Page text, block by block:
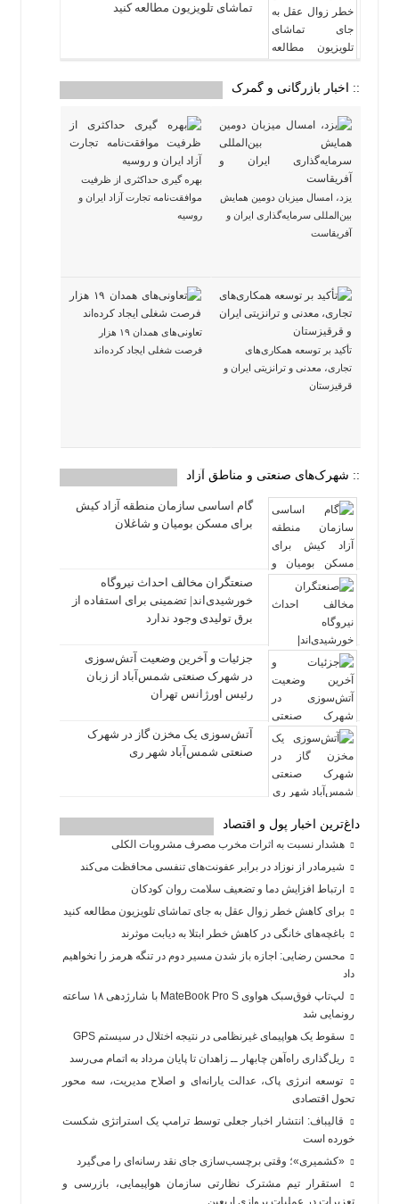
تماشای تلویزیون مطالعه کنید
:: اخبار بازرگانی و گمرک
یزد، امسال میزبان دومین همایش
بین‌المللی سرمایه‌گذاری ایران و
آفریقاست
بهره گیری حداکثری از ظرفیت
موافقت‌نامه تجارت آزاد ایران و
روسیه
تأکید بر توسعه همکاری‌های
تجاری، معدنی و ترانزیتی ایران و
قرقیزستان
تعاونی‌های همدان ۱۹ هزار
فرصت شغلی ایجاد کرده‌اند
:: شهرک‌های صنعتی و مناطق آزاد
گام اساسی سازمان منطقه آزاد کیش
برای مسکن بومیان و شاغلان
صنعتگران مخالف احداث نیروگاه
خورشیدی‌اند| تضمینی برای استفاده از
برق تولیدی وجود ندارد
جزئیات و آخرین وضعیت آتش‌سوزی
در شهرک صنعتی شمس‌آباد از زبان
رئیس اورژانس تهران
آتش‌سوزی یک مخزن گاز در شهرک
صنعتی شمس‌آباد شهر ری
داغ‌ترین اخبار پول و اقتصاد
هشدار نسبت به اثرات مخرب مصرف مشروبات الکلی
شیرمادر از نوزاد در برابر عفونت‌های تنفسی محافظت می‌کند
ارتباط افزایش دما و تضعیف سلامت روان کودکان
برای کاهش خطر زوال عقل به جای تماشای تلویزیون مطالعه کنید
باغچه‌های خانگی در کاهش خطر ابتلا به دیابت موثرند
محسن رضایی: اجازه باز شدن مسیر دوم در تنگه هرمز را نخواهیم
داد
لپ‌تاپ فوق‌سبک هواوی MateBook Pro S با شارژدهی ۱۸ ساعته
رونمایی شد
سقوط یک هواپیمای غیرنظامی در نتیجه اختلال در سیستم‌ GPS
ریل‌گذاری راه‌آهن چابهار ــ زاهدان تا پایان مرداد به اتمام می‌رسد
توسعه انرژی پاک، عدالت یارانه‌ای و اصلاح مدیریت، سه محور
تحول اقتصادی
قالیباف: انتشار اخبار جعلی توسط ترامپ یک استراتژی شکست
خورده است
«کشمیری»؛ وقتی برچسب‌سازی جای نقد رسانه‌ای را می‌گیرد
استقرار تیم مشترک نظارتی سازمان هواپیمایی، بازرسی و